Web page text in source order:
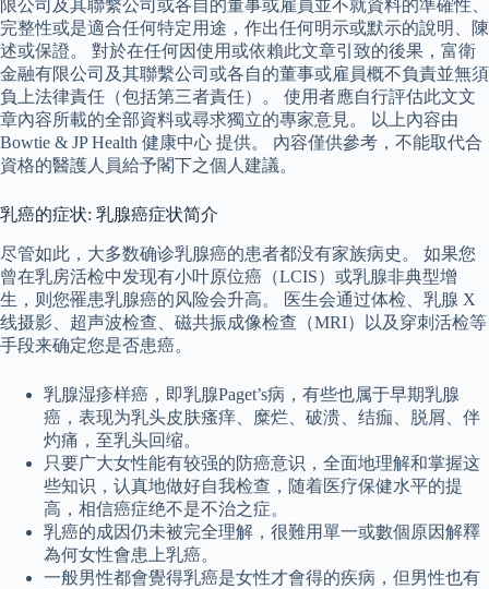
限公司及其聯繫公司或各自的董事或雇員並不就資料的準確性、
完整性或是適合任何特定用途，作出任何明示或默示的說明、陳
述或保證。 對於在任何因使用或依賴此文章引致的後果，富衛
金融有限公司及其聯繫公司或各自的董事或雇員概不負責並無須
負上法律責任（包括第三者責任）。 使用者應自行評估此文文
章內容所載的全部資料或尋求獨立的專家意見。 以上內容由
Bowtie & JP Health 健康中心 提供。 內容僅供參考，不能取代合
資格的醫護人員給予閣下之個人建議。
乳癌的症状: 乳腺癌症状简介
尽管如此，大多数确诊乳腺癌的患者都没有家族病史。 如果您
曾在乳房活检中发现有小叶原位癌（LCIS）或乳腺非典型增
生，则您罹患乳腺癌的风险会升高。 医生会通过体检、乳腺 X
线摄影、超声波检查、磁共振成像检查（MRI）以及穿刺活检等
手段来确定您是否患癌。
乳腺湿疹样癌，即乳腺Paget’s病，有些也属于早期乳腺
癌，表现为乳头皮肤瘙痒、糜烂、破溃、结痂、脱屑、伴
灼痛，至乳头回缩。
只要广大女性能有较强的防癌意识，全面地理解和掌握这
些知识，认真地做好自我检查，随着医疗保健水平的提
高，相信癌症绝不是不治之症。
乳癌的成因仍未被完全理解，很難用單一或數個原因解釋
為何女性會患上乳癌。
一般男性都會覺得乳癌是女性才會得的疾病，但男性也有